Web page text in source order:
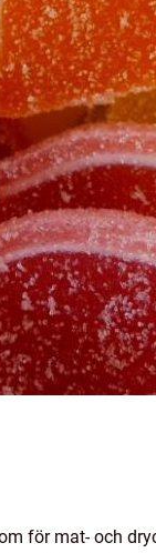
för mat- och